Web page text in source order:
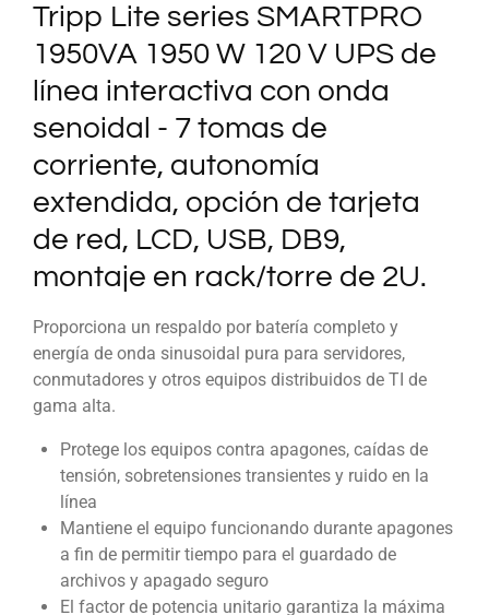
Tripp Lite series SMARTPRO
1950VA 1950 W 120 V UPS de
línea interactiva con onda
senoidal - 7 tomas de
corriente, autonomía
extendida, opción de tarjeta
de red, LCD, USB, DB9,
montaje en rack/torre de 2U.
Proporciona un respaldo por batería completo y
energía de onda sinusoidal pura para servidores,
conmutadores y otros equipos distribuidos de TI de
gama alta.
Protege los equipos contra apagones, caídas de
tensión, sobretensiones transientes y ruido en la
línea
Mantiene el equipo funcionando durante apagones
a fin de permitir tiempo para el guardado de
archivos y apagado seguro
El factor de potencia unitario garantiza la máxima